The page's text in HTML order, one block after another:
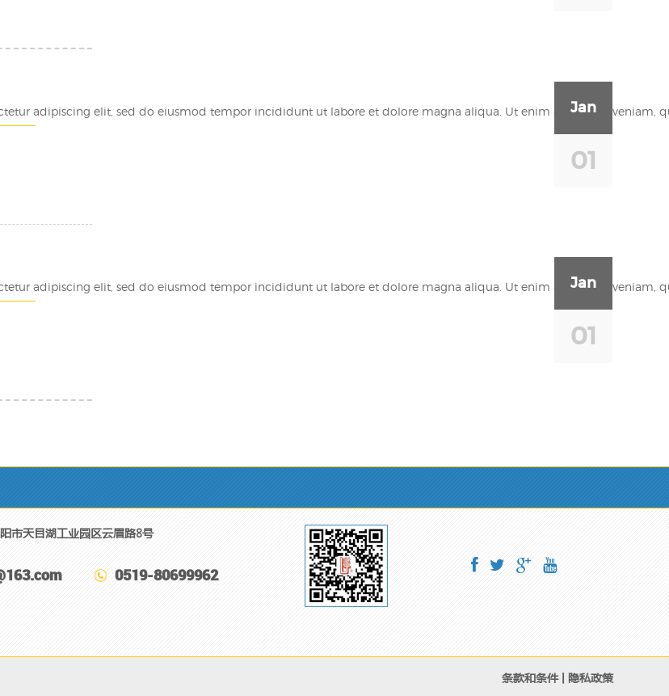
adipiscing elit, sed do eiusmod tempor incididunt ut labore et dolore magna aliqua. Ut enim ad minim veniam,
Jan
01
adipiscing elit, sed do eiusmod tempor incididunt ut labore et dolore magna aliqua. Ut enim ad minim veniam,
Jan
01
市天目湖工业园区云眉路8号
0519-80699962
条款和条件 隐私政策